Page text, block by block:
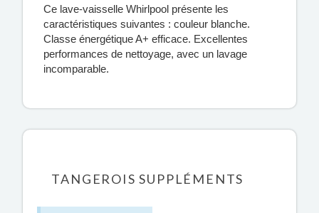
Ce lave-vaisselle Whirlpool présente les
caractéristiques suivantes : couleur blanche.
Classe énergétique A+ efficace. Excellentes
performances de nettoyage, avec un lavage
incomparable.
TANGEROIS SUPPLÉMENTS